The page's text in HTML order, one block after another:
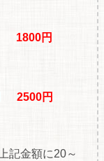
1800円
2500円
記金額に20～